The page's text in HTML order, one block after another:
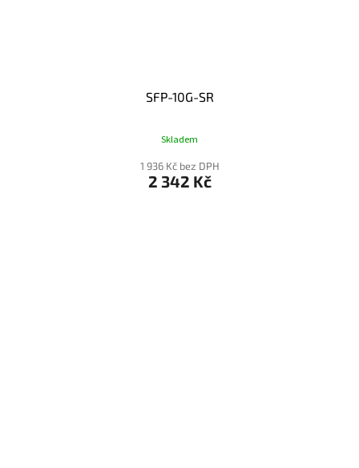
SFP-10G-SR
Skladem
1 936 Kč bez DPH
2 342 Kč